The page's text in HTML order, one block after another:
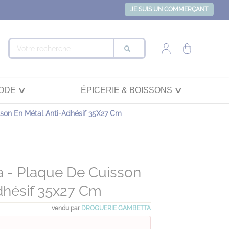
JE SUIS UN COMMERÇANT
ÉPICERIE & BOISSONS
En Métal Anti-Adhésif 35X27 Cm
- Plaque De Cuisson
35x27 Cm
vendu par DROGUERIE GAMBETTA